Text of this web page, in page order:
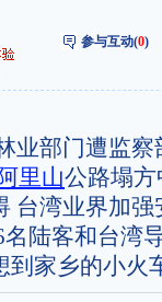
参与互动(0)
业部门遭监察
里山公路塌方
台湾业界加强
陆客和台湾
到家乡的小火